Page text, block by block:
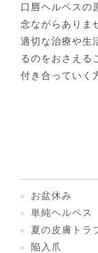
口唇ヘルペスの
念ながらありま
適切な治療や生
るのをおさえる
付き合っていく
お盆休み
単純ヘルペス
夏の皮膚トラ
陥入爪